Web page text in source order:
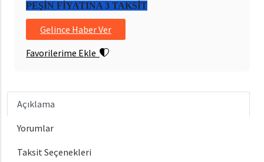
PEŞİN FİYATINA 3 TAKSİT
Gelince Haber Ver
Favorilerime Ekle
Açıklama
Yorumlar
Taksit Seçenekleri